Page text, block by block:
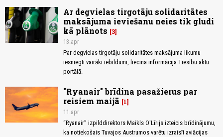
Ar degvielas tirgotāju solidaritātes
maksājuma ieviešanu neies tik gludi
kā plānots 3
13.apr
Par degvielas tirgotāju solidaritātes maksājuma likumu
iesniegti vairāki iebildumi, liecina informācija Tiesību aktu
portālā.
"Ryanair" brīdina pasažierus par
reisiem maijā
1
11.apr
“Ryanair” izpilddirektors Maikls O'Līrijs izteicis brīdinājumu,
ka notiekošais Tuvajos Austrumos varētu izraisīt aviācijas